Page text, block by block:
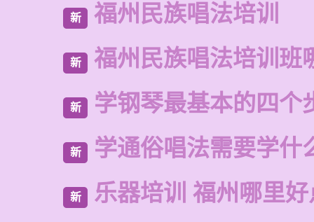
新 福州民族唱法培训
新 福州民族唱法培训班
新 学钢琴最基本的四个
新 学通俗唱法需要学什
新 乐器培训 福州哪里